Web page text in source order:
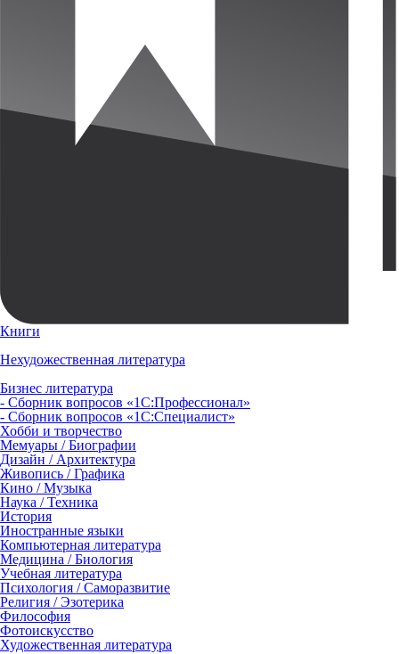
Книги
Нехудожественная литература
Бизнес литература
- Сборник вопросов «1С:Профессионал»
- Сборник вопросов «1С:Специалист»
Хобби и творчество
Мемуары / Биографии
Дизайн / Архитектура
Живопись / Графика
Кино / Музыка
Наука / Техника
История
Иностранные языки
Компьютерная литература
Медицина / Биология
Учебная литература
Психология / Саморазвитие
Религия / Эзотерика
Философия
Фотоискусство
Художественная литература